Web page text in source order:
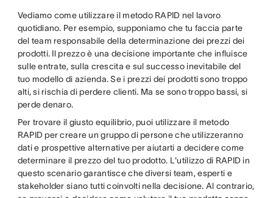
Vediamo come utilizzare il metodo RAPID nel lavoro
quotidiano. Per esempio, supponiamo che tu faccia parte
del team responsabile della determinazione dei prezzi dei
prodotti. Il prezzo è una decisione importante che influisce
sulle entrate, sulla crescita e sul successo inevitabile del
tuo modello di azienda. Se i prezzi dei prodotti sono troppo
alti, si rischia di perdere clienti. Ma se sono troppo bassi, si
perde denaro.
Per trovare il giusto equilibrio, puoi utilizzare il metodo
RAPID per creare un gruppo di persone che utilizzeranno
dati e prospettive alternative per aiutarti a decidere come
determinare il prezzo del tuo prodotto. L'utilizzo di RAPID in
questo scenario garantisce che diversi team, esperti e
stakeholder siano tutti coinvolti nella decisione. Al contrario,